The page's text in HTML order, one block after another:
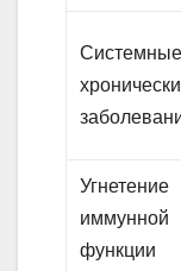
Угнетение
иммунной
функции